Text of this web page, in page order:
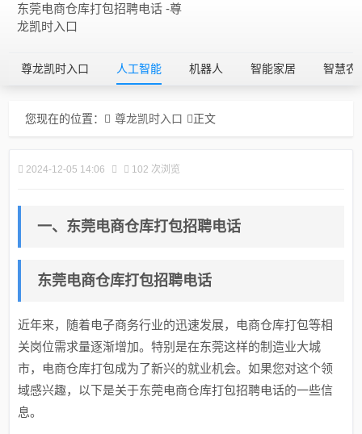
东莞电商仓库打包招聘电话 -尊
龙凯时入口
尊龙凯时入口 人工智能 机器人 智能家居 智慧农
您现在的位置： 尊龙凯时入口 正文
2024-12-05 14:06 102 次浏览
一、东莞电商仓库打包招聘电话
东莞电商仓库打包招聘电话
近年来，随着电子商务行业的迅速发展，电商仓库打包等相
关岗位需求量逐渐增加。特别是在东莞这样的制造业大城
市，电商仓库打包成为了新兴的就业机会。如果您对这个领
域感兴趣，以下是关于东莞电商仓库打包招聘电话的一些信
息。